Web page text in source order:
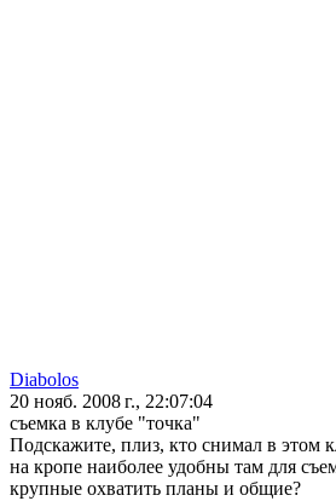
Diabolos
20 нояб. 2008 г., 22:07:04
съемка в клубе "точка"
Подскажите, плиз, кто снимал в этом
на кропе наиболее удобны там для
крупные охватить планы и общие?